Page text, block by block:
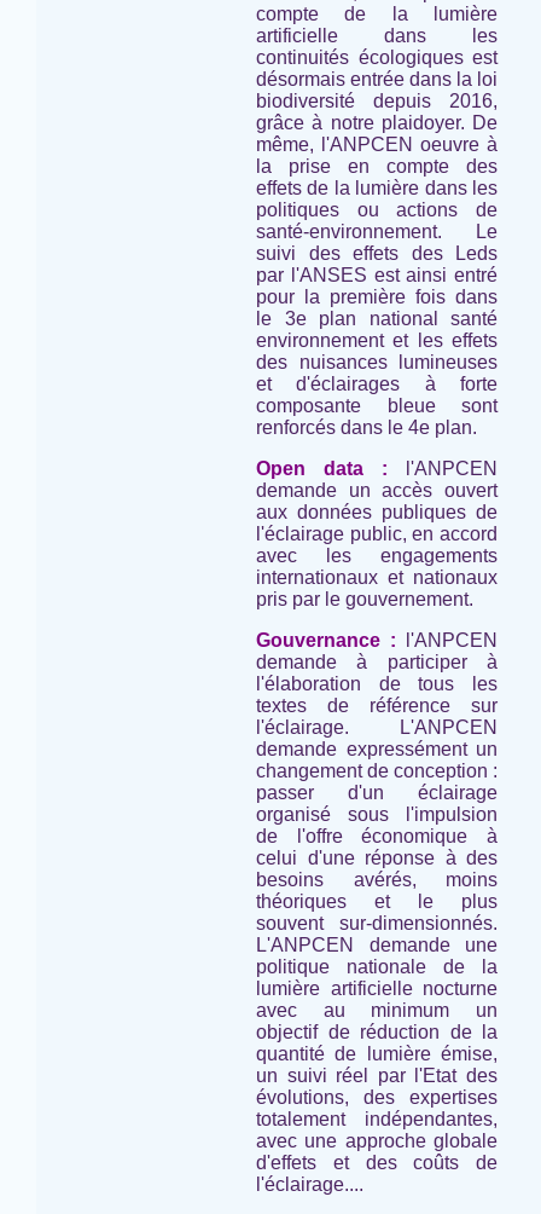
compte de la lumière
artificielle dans les
continuités écologiques est
désormais entrée dans la loi
biodiversité depuis 2016,
grâce à notre plaidoyer. De
même, l'ANPCEN oeuvre à
la prise en compte des
effets de la lumière dans les
politiques ou actions de
santé-environnement. Le
suivi des effets des Leds
par l'ANSES est ainsi entré
pour la première fois dans
le 3e plan national santé
environnement et les effets
des nuisances lumineuses
et d'éclairages à forte
composante bleue sont
renforcés dans le 4e plan.
Open data : l'ANPCEN
demande un accès ouvert
aux données publiques de
l'éclairage public, en accord
avec les engagements
internationaux et nationaux
pris par le gouvernement.
Gouvernance :
l'ANPCEN
demande à participer à
l'élaboration de tous les
textes de référence sur
l'éclairage. L'ANPCEN
demande expressément un
changement de conception :
passer d'un éclairage
organisé sous l'impulsion
de l'offre économique à
celui d'une réponse à des
besoins avérés, moins
théoriques et le plus
souvent sur-dimensionnés.
L'ANPCEN demande une
politique nationale de la
lumière artificielle nocturne
avec au minimum un
objectif de réduction de la
quantité de lumière émise,
un suivi réel par l'Etat des
évolutions, des expertises
totalement indépendantes,
avec une approche globale
d'effets et des coûts de
l'éclairage....